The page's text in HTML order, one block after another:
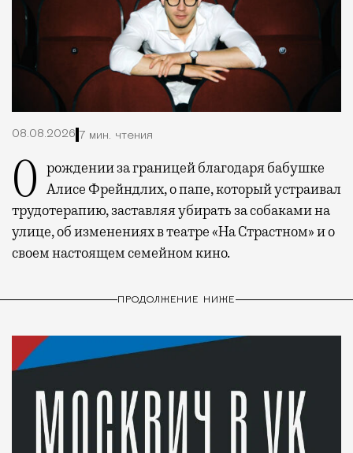
08.08.2026 7 мин. чтения
О рождении за границей благодаря бабушке Алисе Фрейндлих, о папе, который устраивал
трудотерапию, заставляя убирать за собаками на
улице, об изменениях в театре «На Страстном» и о
своем настоящем семейном кино.
ПРОДОЛЖЕНИЕ НИЖЕ